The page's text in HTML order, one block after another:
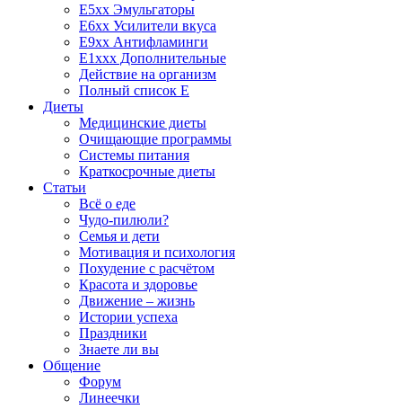
E5xx Эмульгаторы
E6xx Усилители вкуса
E9xx Антифламинги
E1xxx Дополнительные
Действие на организм
Полный список E
Диеты
Медицинские диеты
Очищающие программы
Системы питания
Краткосрочные диеты
Статьи
Всё о еде
Чудо-пилюли?
Семья и дети
Мотивация и психология
Похудение с расчётом
Красота и здоровье
Движение – жизнь
Истории успеха
Праздники
Знаете ли вы
Общение
Форум
Линеечки